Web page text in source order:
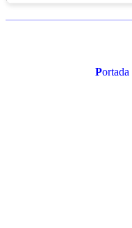
Portada|